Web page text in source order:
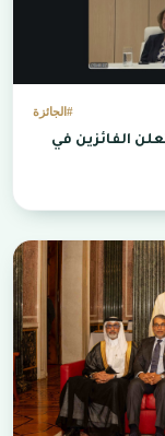
#الجائزة
الفائزين في